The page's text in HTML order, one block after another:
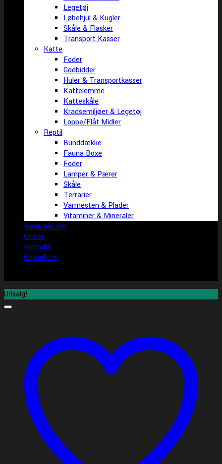
Legetøj
Løbehjul & Kugler
Skåle & Flasker
Transport Kasser
Katte
Foder
Godbidder
Huler & Transportkasser
Kattelemme
Katteskåle
Kradsemiljøer & Legetøj
Loppe/Flåt Midler
Reptil
Bunddække
Fauna Boxe
Foder
Lamper & Pærer
Skåle
Terrarier
Varmesten & Plader
Vitaminer & Mineraler
Viden om dyr
Om os
Kontakt
Ønskeliste
Udsalg!